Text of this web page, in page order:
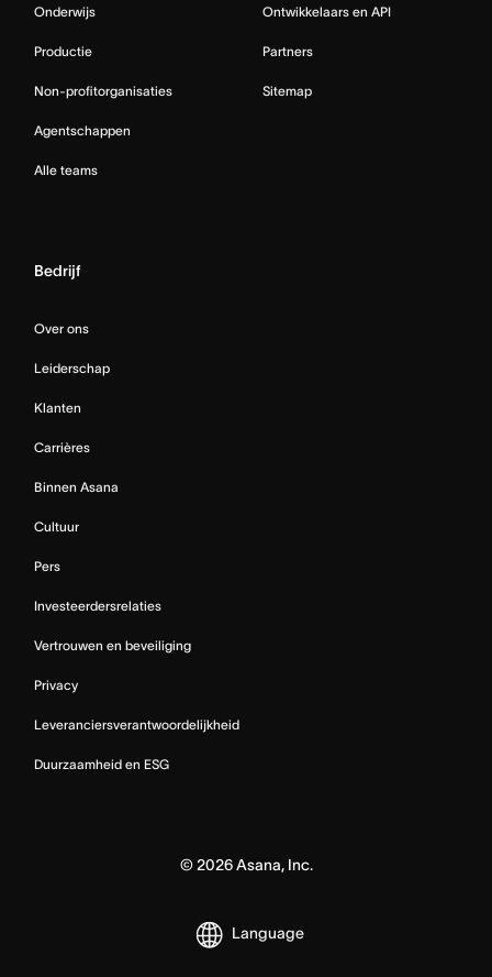
Onderwijs
Productie
Non-profitorganisaties
Agentschappen
Alle teams
Ontwikkelaars en API
Partners
Sitemap
Bedrijf
Over ons
Leiderschap
Klanten
Carrières
Binnen Asana
Cultuur
Pers
Investeerdersrelaties
Vertrouwen en beveiliging
Privacy
Leveranciersverantwoordelijkheid
Duurzaamheid en ESG
© 2026Asana, Inc.
Language